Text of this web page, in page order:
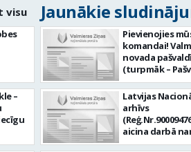
visu Jaunākie
–
Pievienojies
komandai!
novada
(turpmāk –
aicina darbā
Informācijas
centra (ITC)
tehnoloģiju
Latvijas
arhīvs
aicina darbā
pārzini (uz